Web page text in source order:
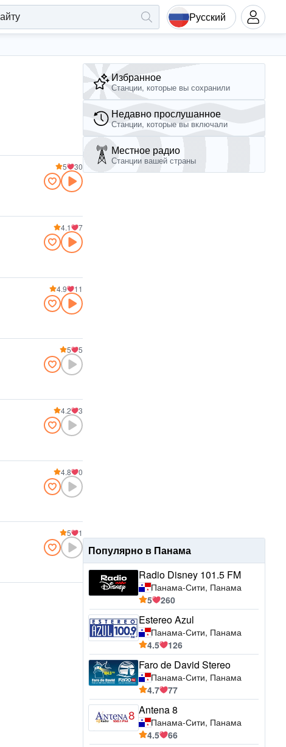
Русский
5 30
4.1 7
4.9 11
5 5
4.2 3
4.8 0
5 1
Избранное
Станции, которые вы сохранили
Недавно прослушанное
Станции, которые вы включали
Местное радио
Станции вашей страны
Популярно в Панама
Radio Disney 101.5 FM
Панама-Сити, Панама
5
260
Estereo Azul
Панама-Сити, Панама
4.5
126
Faro de David Stereo
Панама-Сити, Панама
4.7
77
Antena 8
Панама-Сити, Панама
4.5
66